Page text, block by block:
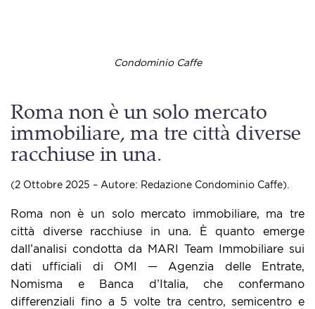
Condominio Caffe
Roma non è un solo mercato
immobiliare, ma tre città diverse
racchiuse in una.
(2 Ottobre 2025 – Autore: Redazione Condominio Caffe).
Roma non è un solo mercato immobiliare, ma tre
città diverse racchiuse in una. È quanto emerge
dall’analisi condotta da MARI Team Immobiliare sui
dati ufficiali di OMI — Agenzia delle Entrate,
Nomisma e Banca d’Italia, che confermano
differenziali fino a 5 volte tra centro, semicentro e